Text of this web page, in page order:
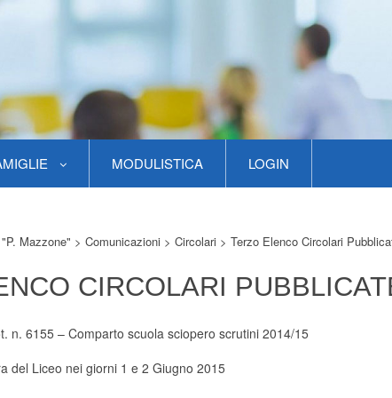
MODULISTICA LOGIN
Mazzone" > Comunicazioni > Circolari > Terzo Elenco Circolari
CIRCOLARI
n. 6155 – Comparto scuola sciopero scrutini 2014/15
del Liceo nei giorni 1 e 2 Giugno 2015